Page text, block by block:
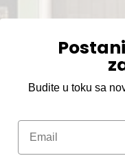
Budite u toku sa
Email